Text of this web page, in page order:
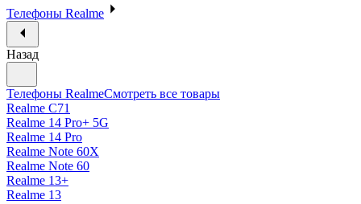
Телефоны Realme
Назад
Телефоны RealmeСмотреть все товары
Realme C71
Realme 14 Pro+ 5G
Realme 14 Pro
Realme Note 60X
Realme Note 60
Realme 13+
Realme 13